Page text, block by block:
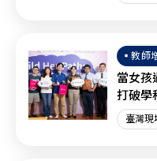
教師
當女孩
打破學
作？
臺灣現